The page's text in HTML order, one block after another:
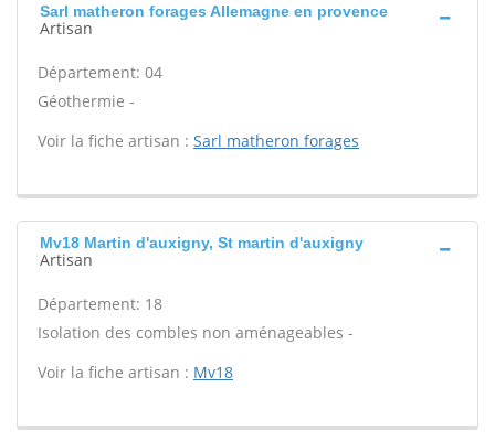
Sarl matheron forages Allemagne en provence
Artisan
Département: 04
Géothermie -
Voir la fiche artisan : Sarl matheron forages
Mv18 Martin d'auxigny, St martin d'auxigny
Artisan
Département: 18
Isolation des combles non aménageables -
Voir la fiche artisan : Mv18